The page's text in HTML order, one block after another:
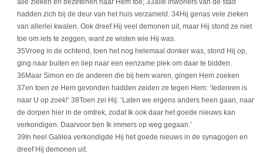
hadden zich bij de deur van het huis verzameld. 34Hij genas vele zieken
van allerlei kwalen. Ook dreef Hij veel demonen uit, maar Hij stond ze niet
toe om iets te zeggen, want ze wisten wie Hij was.
35Vroeg in de ochtend, toen het nog helemaal donker was, stond Hij op,
ging naar buiten en liep naar een eenzame plek om daar te bidden.
36Maar Simon en de anderen die bij hem waren, gingen Hem zoeken
37en toen ze Hem gevonden hadden zeiden ze tegen Hem: ‘Iedereen is
naar U op zoek!’ 38Toen zei Hij: ‘Laten we ergens anders heen gaan, naar
de dorpen hier in de omtrek, zodat Ik ook daar het goede nieuws kan
verkondigen. Daarvoor ben Ik immers op weg gegaan.’
39In heel Galilea verkondigde Hij het goede nieuws in de synagogen en
dreef Hij demonen uit.